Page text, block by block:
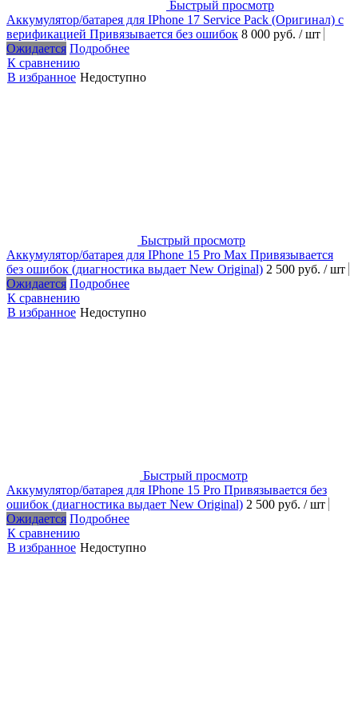
Быстрый просмотр
Аккумулятор/батарея для IPhone 17 Service Pack (Оригинал) с
верификацией Привязывается без ошибок 8 000 руб. / шт
Ожидается Подробнее
К сравнению
В избранное Недоступно
Быстрый просмотр
Аккумулятор/батарея для IPhone 15 Pro Max Привязывается
без ошибок (диагностика выдает New Original) 2 500 руб. / шт
Ожидается Подробнее
К сравнению
В избранное Недоступно
Быстрый просмотр
Аккумулятор/батарея для IPhone 15 Pro Привязывается без
ошибок (диагностика выдает New Original) 2 500 руб. / шт
Ожидается Подробнее
К сравнению
В избранное Недоступно